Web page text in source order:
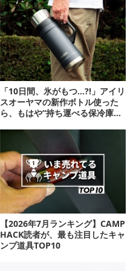
「10日間、氷がもつ…?!」アイリ
スオーヤマの新作ボトル使った
ら、もはや“持ち運べる保冷庫
【2026年7月ランキング】CAMP
HACK読者が、最も注目したキャ
ンプ道具TOP10